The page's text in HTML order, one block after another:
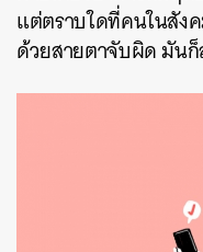
แต่ตราบใดที่คนในสัง
ด้วยสายตาจับผิด มัน